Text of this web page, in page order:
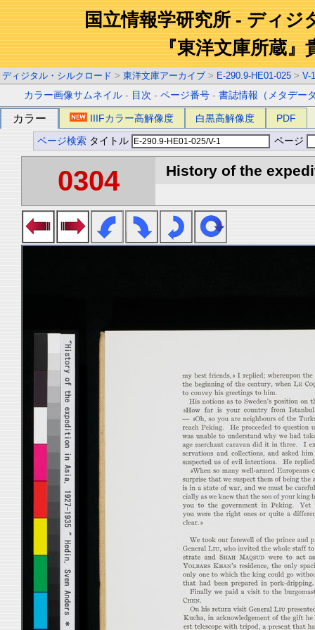
国立情報学研究所 - ディジ
『東洋文庫所蔵』
ディジタル・シルクロード > 東洋文庫アーカイブ > E-290.9-HE01-025 > V-1
カラー画像サムネイル - 目次 -ページ番号 -書誌情報（メタデー
カラー IIIFカラー高解像度 白黒高解像度 PDF
ページ検索 タイトル ページ
0304 History of the